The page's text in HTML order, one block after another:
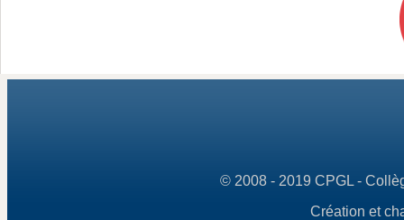
© 2008 - 2019 CPGL -
Création et